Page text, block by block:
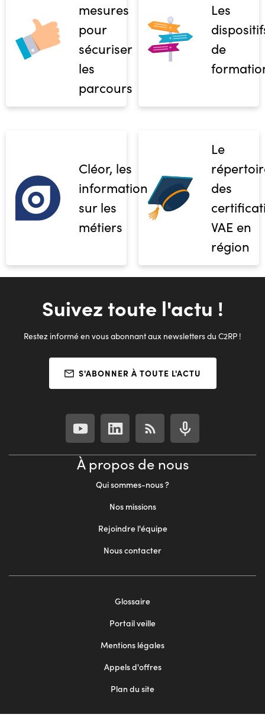
mesures
pour
sécuriser
les
parcours
Les
de
Cléor, les
informations
sur les
métiers
Le
des
VAE en
région
Suivez toute l'actu !
Restez informé en vous abonnant aux newsletters du C2RP !
S'ABONNER À TOUTE L'ACTU
À propos de nous
Qui sommes-nous ?
Nos missions
Rejoindre l'équipe
Nous contacter
Glossaire
Portail veille
Mentions légales
Appels d'offres
Plan du site